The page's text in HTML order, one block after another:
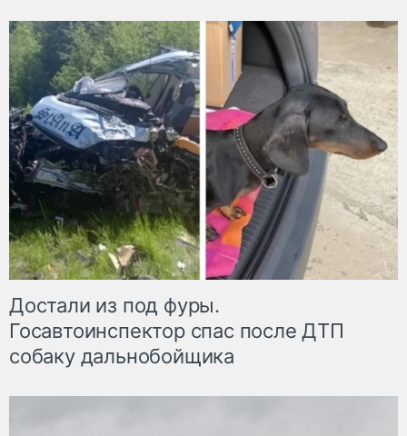
Достали из под фуры.
Госавтоинспектор спас после ДТП
собаку дальнобойщика